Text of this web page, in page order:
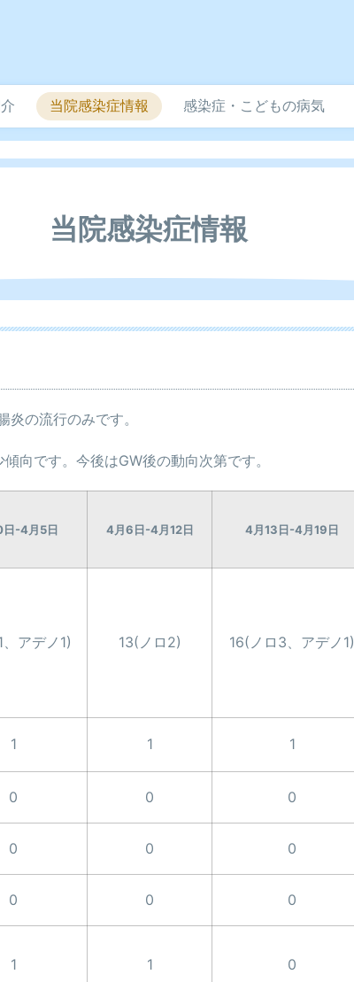
当院感染症情報 感染症・こどもの病気
当院感染症情報
の流行のみです。
向です。今後はGW後の動向次第です。
-4月5日 4月6日-4月12日 4月13日-4月19日
アデノ1) 13(ノロ2) 16(ノロ3、アデノ1)
1 1 1
0 0 0
0 0 0
0 0 0
1 1 0